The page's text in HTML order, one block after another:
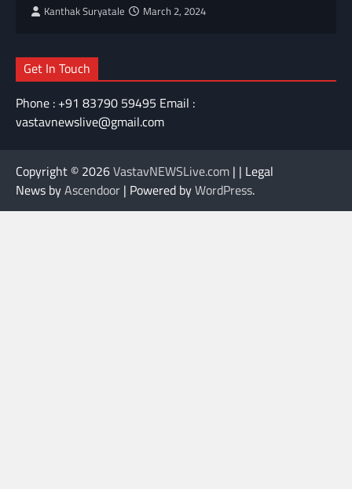
Kanthak Suryatale March 2, 2024
Get In Touch
Phone : +91 83790 59495 Email :
vastavnewslive@gmail.com
Copyright © 2026VastavNEWSLive.com | | Legal
News byAscendoor | Powered byWordPress.